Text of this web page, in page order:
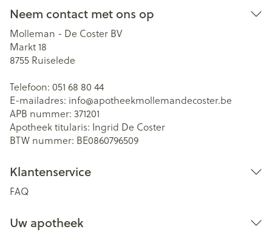
Neem contact met ons op
Molleman - De Coster BV
Markt 18
8755 Ruiselede
Telefoon: 051 68 80 44
E-mailadres: info@apotheekmollemandecoster.be
APB nummer: 371201
Apotheek titularis: Ingrid De Coster
BTW nummer: BE0860796509
Klantenservice
FAQ
Uw apotheek